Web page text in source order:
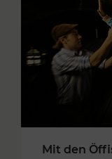
Mit den